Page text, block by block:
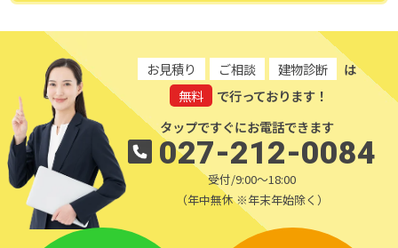
お見積り ご相談 建物診断
は
無料
で行っております！
タップですぐにお電話できます
027-212-0084
受付/9:00～18:00
（年中無休 ※年末年始除く）